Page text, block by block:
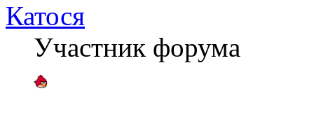
Катося
Участник форума